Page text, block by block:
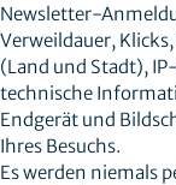
Newsletter-
Verweildauer,
(Land und Stadt),
technische
Endgerät und
Ihres Besuchs.
Es werden niemals